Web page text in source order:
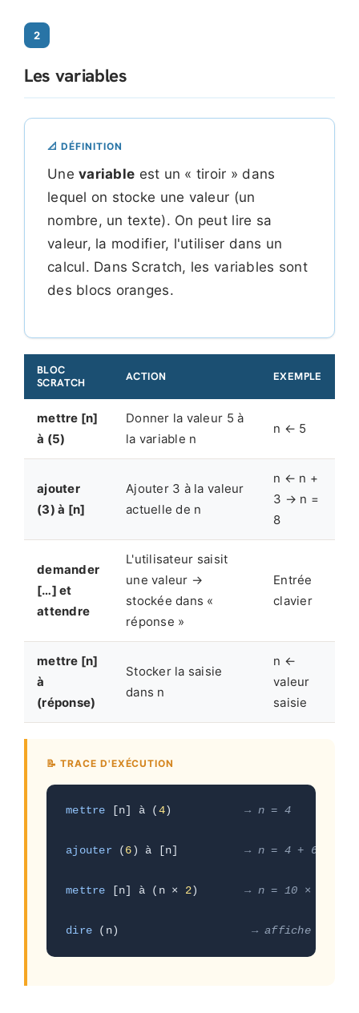
2
Les variables
📐 DÉFINITION
Unevariable est un « tiroir » dans
lequel on stocke une valeur (un
nombre, un texte). On peut lire sa
valeur, la modifier, l'utiliser dans un
calcul. Dans Scratch, les variables sont
des blocs oranges.
BLOC
SCRATCH
ACTION EXEMPLE
mettre [n]
à (5)
Donner la valeur 5 à
la variable n
n ← 5
ajouter
(3) à [n]
Ajouter 3 à la valeur
actuelle de n
n ← n +
3 → n =
8
demander
[…] et
attendre
L'utilisateur saisit
une valeur →
stockée dans «
réponse »
Entrée
clavier
mettre [n]
à
(réponse)
Stocker la saisie
dans n
n ←
valeur
saisie
📝 TRACE D'EXÉCUTION
mettre [n] à (4) → n = 4
ajouter (6) à [n] → n = 4 + 6 = 10
mettre [n] à (n × 2) → n = 10 × 2 = 20
dire (n) → affiche 20